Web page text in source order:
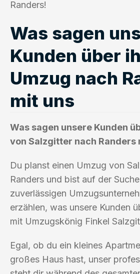
Randers!
Was sagen
Kunden über
Umzug nach
mit uns
Was sagen unsere Kunden
von Salzgitter nach Randers
Du planst einen Umzug von
Randers und bist auf der
zuverlässigen
erzählen, was unsere Kunden
mit Umzugskönig Finkel
Egal, ob du ein kleines
großes Haus hast, unser